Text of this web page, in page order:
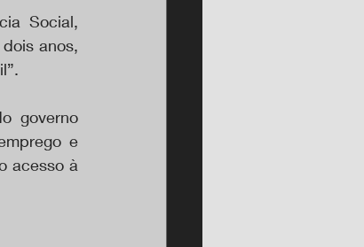
Social,
anos,
governo
e
acesso à